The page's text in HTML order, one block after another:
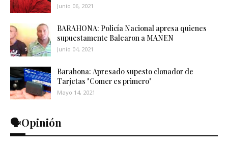
Junio 06, 2021
BARAHONA: Policía Nacional apresa quienes
supuestamente Balearon a MANEN
Junio 04, 2021
Barahona: Apresado supesto clonador de
Tarjetas "Comer es primero"
Mayo 14, 2021
🗣️Opinión